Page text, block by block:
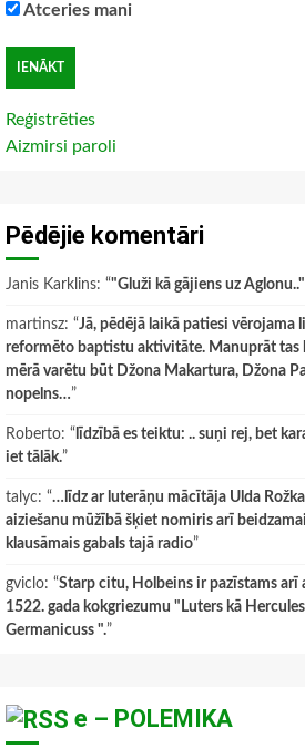
Atceries mani
Reģistrēties
Aizmirsi paroli
Pēdējie komentāri
Janis Karklins: “"Gluži kā gājiens uz Aglonu.."
martinsz: “Jā, pēdējā laikā patiesi vērojama
reformēto baptistu aktivitāte. Manuprāt tas
mērā varētu būt Džona Makartura, Džona
nopelns…”
Roberto: “ līdzībā es teiktu: .. suņi rej, bet
iet tālāk.”
talyc: “…līdz ar luterāņu mācītāja Ulda
aiziešanu mūžībā šķiet nomiris arī
klausāmais gabals tajā radio”
gviclo: “Starp citu, Holbeins ir pazīstams arī
1522. gada kokgriezumu "Luters kā Hercules
Germanicuss ".”
e – POLEMIKA